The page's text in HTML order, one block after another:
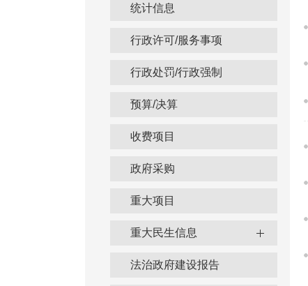
统计信息
行政许可/服务事项
行政处罚/行政强制
预算/决算
收费项目
政府采购
重大项目
重大民生信息
法治政府建设报告